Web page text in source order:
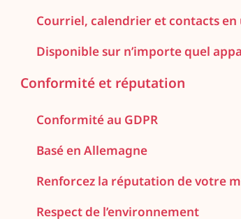
Courriel, calendrier et contacts en
Disponible sur n’importe quel
Conformité et réputation
Conformité au GDPR
Basé en Allemagne
Renforcez la réputation de votre
Respect de l’environnement